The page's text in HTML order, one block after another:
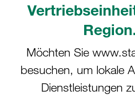
Möchten Sie
besuchen, um lokale
Dienstleistungen
Bitte beachten Sie: Das Bild dient nur zur
tatsächlichen Produkt abweichen.
Komplettschelle
2 Ø15mm Aluminium
gerippt, mit Vorspannung